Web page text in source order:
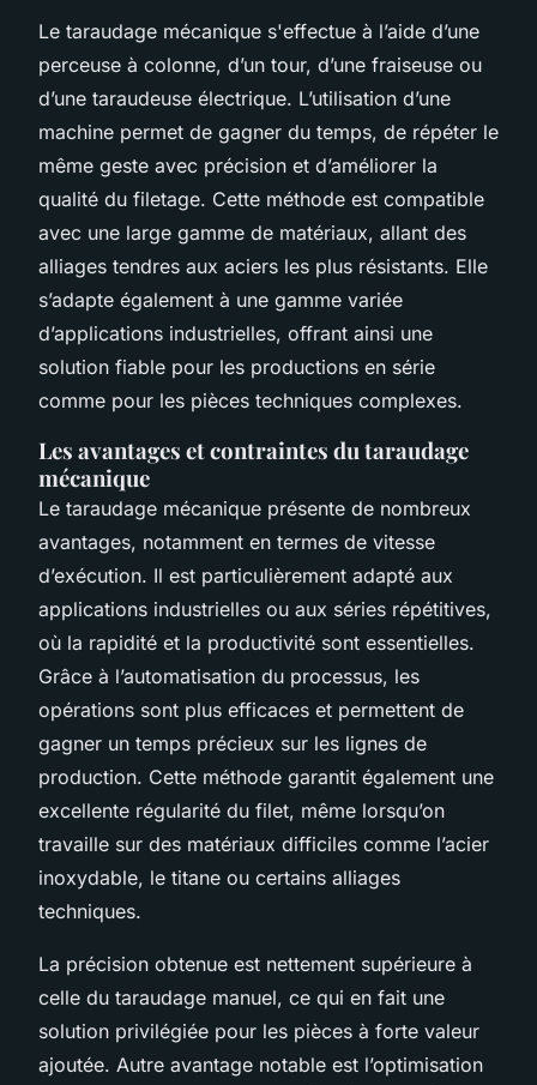
Le taraudage mécanique s'effectue à l’aide d’une
perceuse à colonne, d’un tour, d’une fraiseuse ou
d’une taraudeuse électrique. L’utilisation d’une
machine permet de gagner du temps, de répéter le
même geste avec précision et d’améliorer la
qualité du filetage. Cette méthode est compatible
avec une large gamme de matériaux, allant des
alliages tendres aux aciers les plus résistants. Elle
s’adapte également à une gamme variée
d’applications industrielles, offrant ainsi une
solution fiable pour les productions en série
comme pour les pièces techniques complexes.
Les avantages et contraintes du taraudage
mécanique
Le taraudage mécanique présente de nombreux
avantages, notamment en termes de vitesse
d’exécution. Il est particulièrement adapté aux
applications industrielles ou aux séries répétitives,
où la rapidité et la productivité sont essentielles.
Grâce à l’automatisation du processus, les
opérations sont plus efficaces et permettent de
gagner un temps précieux sur les lignes de
production. Cette méthode garantit également une
excellente régularité du filet, même lorsqu’on
travaille sur des matériaux difficiles comme l’acier
inoxydable, le titane ou certains alliages
techniques.
La précision obtenue est nettement supérieure à
celle du taraudage manuel, ce qui en fait une
solution privilégiée pour les pièces à forte valeur
ajoutée. Autre avantage notable est l’optimisation